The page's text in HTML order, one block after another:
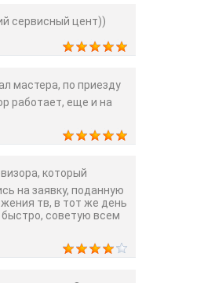
сервисный цент))
мастера, по приезду
работает, еще и на
который
на заявку, поданную
тв, в тот же день
советую всем